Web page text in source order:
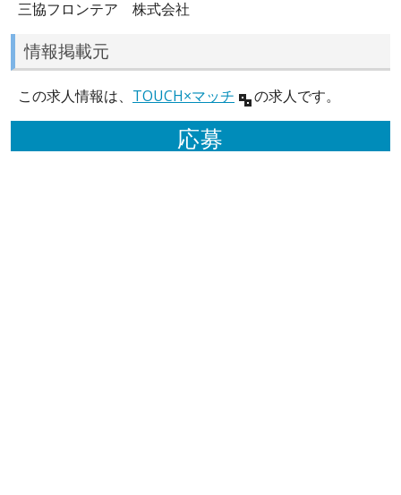
三協フロンテア 株式会社
情報掲載元
この求人情報は、 TOUCH×マッチ の求人です。
応募